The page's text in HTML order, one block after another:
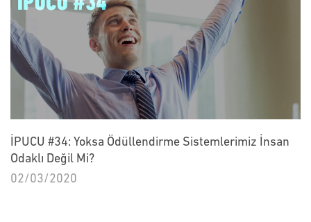
İPUCU #34: Yoksa Ödüllendirme Sistemlerimiz İnsan
Odaklı Değil Mi?
02/03/2020